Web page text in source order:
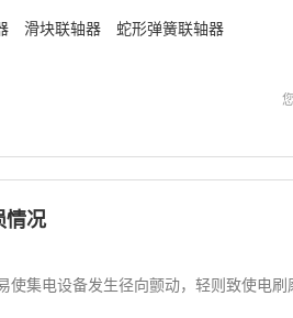
滑块联轴器 蛇形弹簧联轴器
情况
使集电设备发生径向颤动，轻则致使电